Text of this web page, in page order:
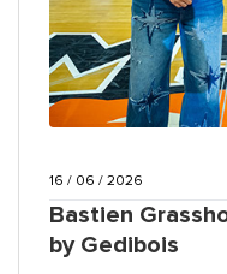
16 / 06 / 2026
Bastien
by Gedibois